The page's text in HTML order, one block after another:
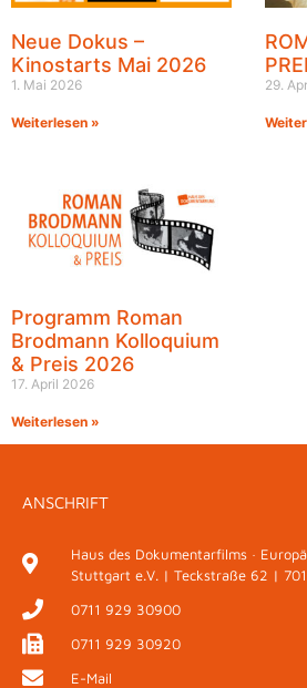
Neue Dokus –
Kinostarts Mai 2026
1. Mai 2026
Weiterlesen »
29.
Programm Roman
Brodmann Kolloquium
& Preis 2026
17. April 2026
Weiterlesen »
ANSCHRIFT
Haus des Dokumentarfilms ·
Stuttgart e.V. | Teckstraße 62 |
0711 929 30900
0711 929 30920
E-Mail